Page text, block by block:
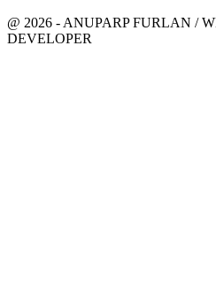
@ 2026 - ANUPARP FURLAN /
DEVELOPER